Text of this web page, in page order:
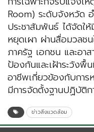
Room) ระดับจังหวัด
ประชาสัมพันธ์ ได้จัดใ
หยุดเผา ผ่านสื่อมวลช
ภาครัฐ เอกชน และอา
ป้องกันและเฝ้าระวังพื้
อาชีพเกี่ยวข้องกับกา
มีการจัดตั้งฐานปฏิบัติ
ข่าวสิ่งแวดล้อม